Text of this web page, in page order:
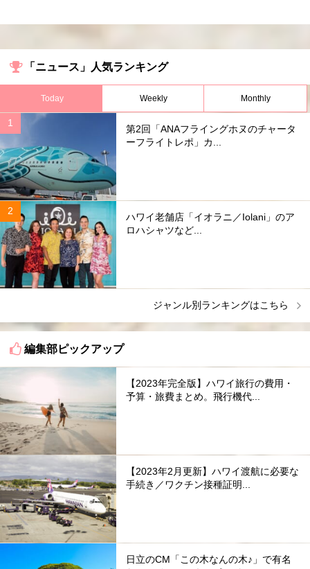
「ニュース」人気ランキング
Today Weekly Monthly
第2回「ANAフライングホヌのチャータ
ーフライトレポ」カ...
ハワイ老舗店「イオラニ／Iolani」のア
ロハシャツなど...
ジャンル別ランキングはこちら
編集部ピックアップ
【2023年完全版】ハワイ旅行の費用・
予算・旅費まとめ。飛行機代...
【2023年2月更新】ハワイ渡航に必要な
手続き／ワクチン接種証明...
日立のCM「この木なんの木♪」で有名